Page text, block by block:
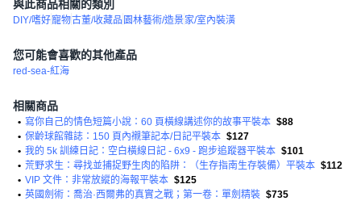
與此商品相關的類別
DIY/嗜好寵物古董/收藏品 園林藝術/造景家/室內裝潢
您可能會喜歡的其他產品
red-sea-紅海
相關商品
• 寫你自己的情色短篇小說：60 頁橫線講述你的故事平裝本 $88
• 保齡球館雜誌：150 頁內襯筆記本/日記平裝本 $127
• 我的 5k 訓練日記：空白橫線日記 - 6x9 - 跑步追蹤器平裝本 $101
• 荒野求生：尋找並捕捉野生肉的陷阱：（生存指南生存裝備）平裝本 $112
• VIP 文件：非常放縱的海報平裝本 $125
• 英國劍術：喬治·西爾弗的真實之戰；第一卷：單劍精裝 $735